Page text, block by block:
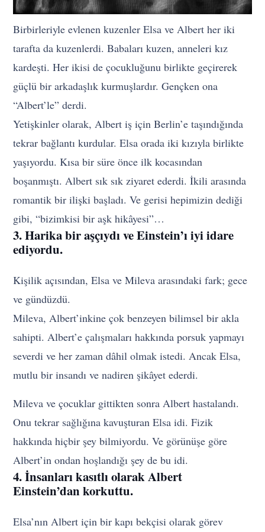
Birbirleriyle evlenen kuzenler Elsa ve Albert her iki
tarafta da kuzenlerdi. Babaları kuzen, anneleri kız
kardeşti. Her ikisi de çocukluğunu birlikte geçirerek
güçlü bir arkadaşlık kurmuşlardır. Gençken ona
“Albert’le” derdi.
Yetişkinler olarak, Albert iş için Berlin’e taşındığında
tekrar bağlantı kurdular. Elsa orada iki kızıyla birlikte
yaşıyordu. Kısa bir süre önce ilk kocasından
boşanmıştı. Albert sık sık ziyaret ederdi. İkili arasında
romantik bir ilişki başladı. Ve gerisi hepimizin dediği
gibi, “bizimkisi bir aşk hikâyesi”…
3. Harika bir aşçıydı ve Einstein’ı iyi idare
ediyordu.
Kişilik açısından, Elsa ve Mileva arasındaki fark; gece
ve gündüzdü.
Mileva, Albert’inkine çok benzeyen bilimsel bir akla
sahipti. Albert’e çalışmaları hakkında porsuk yapmayı
severdi ve her zaman dâhil olmak istedi. Ancak Elsa,
mutlu bir insandı ve nadiren şikâyet ederdi.
Mileva ve çocuklar gittikten sonra Albert hastalandı.
Onu tekrar sağlığına kavuşturan Elsa idi. Fizik
hakkında hiçbir şey bilmiyordu. Ve görünüşe göre
Albert’in ondan hoşlandığı şey de bu idi.
4. İnsanları kasıtlı olarak Albert
Einstein’dan korkuttu.
Elsa’nın Albert için bir kapı bekçisi olarak görev